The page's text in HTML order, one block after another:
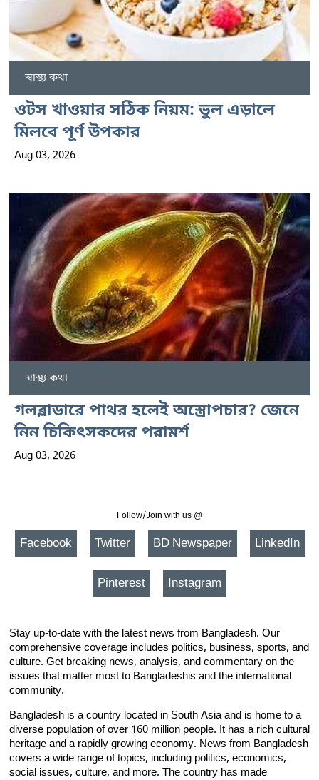
স্বাস্থ্য কথা
ওটস খাওয়ার সঠিক নিয়ম: ভুল এড়ালে
মিলবে পূর্ণ উপকার
Aug 03, 2026
স্বাস্থ্য কথা
গলব্লাডারে পাথর হলেই অস্ত্রোপচার? জেনে
নিন চিকিৎসকদের পরামর্শ
Aug 03, 2026
Follow/Join with us @
Facebook Twitter BD Newspaper LinkedIn
Pinterest Instagram
Stay up-to-date with the latest news from Bangladesh. Our
comprehensive coverage includes politics, business, sports, and
culture. Get breaking news, analysis, and commentary on the
issues that matter most to Bangladeshis and the international
community.
Bangladesh is a country located in South Asia and is home to a
diverse population of over 160 million people. It has a rich cultural
heritage and a rapidly growing economy. News from Bangladesh
covers a wide range of topics, including politics, economics,
social issues, culture, and more. The country has made